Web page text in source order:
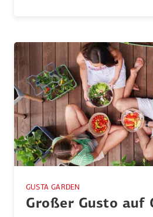
GUSTA GARDEN
Großer Gusto auf